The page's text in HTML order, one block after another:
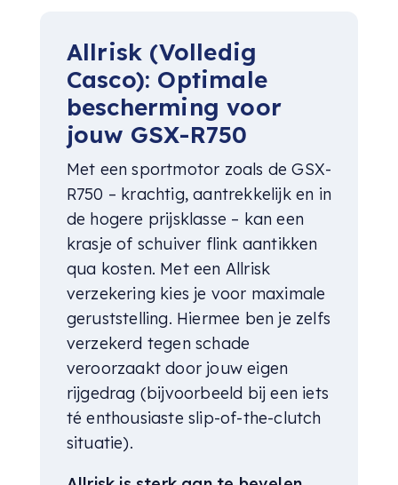
Allrisk (Volledig
Casco): Optimale
bescherming voor
jouw GSX-R750
Met een sportmotor zoals de GSX-
R750 – krachtig, aantrekkelijk en in
de hogere prijsklasse – kan een
krasje of schuiver flink aantikken
qua kosten. Met een Allrisk
verzekering kies je voor maximale
geruststelling. Hiermee ben je zelfs
verzekerd tegen schade
veroorzaakt door jouw eigen
rijgedrag (bijvoorbeeld bij een iets
té enthousiaste slip-of-the-clutch
situatie).